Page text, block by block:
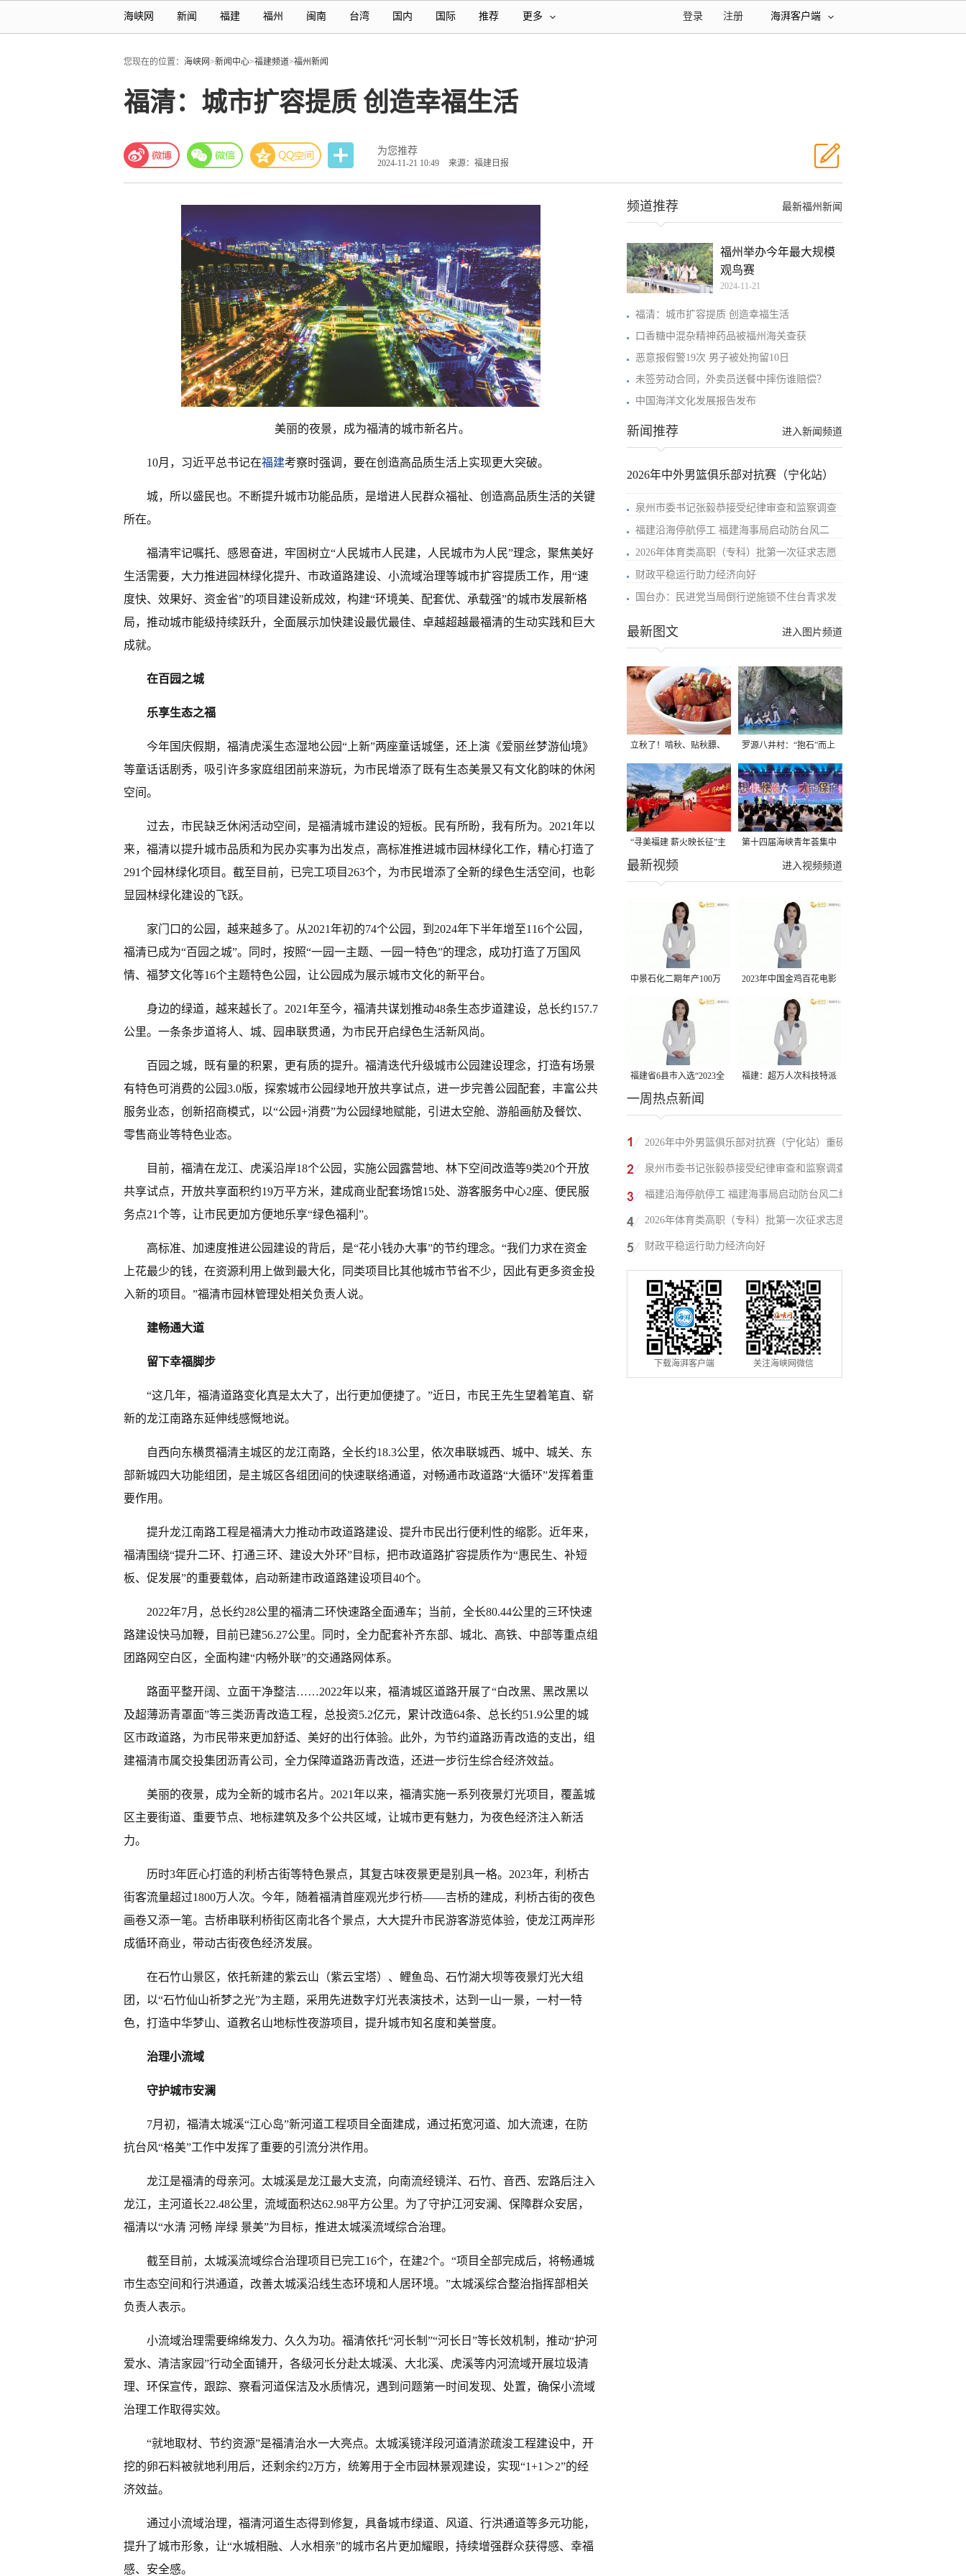
海峡网 新闻 福建 福州 闽南 台湾 国内 国际 推荐 更多 海湃客户端
注册
登录
您现在的位置： 海峡网>新闻中心>福建频道>福州新闻
福清：城市扩容提质 创造幸福生活
为您推荐
2024-11-21 10:49 来源：福建日报
美丽的夜景，成为福清的城市新名片。
10月，习近平总书记在福建考察时强调，要在创造高品质生活上实现更大突破。
城，所以盛民也。不断提升城市功能品质，是增进人民群众福祉、创造高品质生活的关键
所在。
福清牢记嘱托、感恩奋进，牢固树立“人民城市人民建，人民城市为人民”理念，聚焦美好
生活需要，大力推进园林绿化提升、市政道路建设、小流域治理等城市扩容提质工作，用“速
度快、效果好、资金省”的项目建设新成效，构建“环境美、配套优、承载强”的城市发展新格
局，推动城市能级持续跃升，全面展示加快建设最优最佳、卓越超越最福清的生动实践和巨大
成就。
在百园之城
乐享生态之福
今年国庆假期，福清虎溪生态湿地公园“上新”两座童话城堡，还上演《爱丽丝梦游仙境》
等童话话剧秀，吸引许多家庭组团前来游玩，为市民增添了既有生态美景又有文化韵味的休闲
空间。
过去，市民缺乏休闲活动空间，是福清城市建设的短板。民有所盼，我有所为。2021年以
来，福清以提升城市品质和为民办实事为出发点，高标准推进城市园林绿化工作，精心打造了
291个园林绿化项目。截至目前，已完工项目263个，为市民增添了全新的绿色生活空间，也彰
显园林绿化建设的飞跃。
家门口的公园，越来越多了。从2021年初的74个公园，到2024年下半年增至116个公园，
福清已成为“百园之城”。同时，按照“一园一主题、一园一特色”的理念，成功打造了万国风
情、福梦文化等16个主题特色公园，让公园成为展示城市文化的新平台。
身边的绿道，越来越长了。2021年至今，福清共谋划推动48条生态步道建设，总长约157.7
公里。一条条步道将人、城、园串联贯通，为市民开启绿色生活新风尚。
百园之城，既有量的积累，更有质的提升。福清迭代升级城市公园建设理念，打造有场景
有特色可消费的公园3.0版，探索城市公园绿地开放共享试点，进一步完善公园配套，丰富公共
服务业态，创新招商模式，以“公园+消费”为公园绿地赋能，引进太空舱、游船画舫及餐饮、
零售商业等特色业态。
目前，福清在龙江、虎溪沿岸18个公园，实施公园露营地、林下空间改造等9类20个开放
共享试点，开放共享面积约19万平方米，建成商业配套场馆15处、游客服务中心2座、便民服
务点21个等，让市民更加方便地乐享“绿色福利”。
高标准、加速度推进公园建设的背后，是“花小钱办大事”的节约理念。“我们力求在资金
上花最少的钱，在资源利用上做到最大化，同类项目比其他城市节省不少，因此有更多资金投
入新的项目。”福清市园林管理处相关负责人说。
建畅通大道
留下幸福脚步
“这几年，福清道路变化真是太大了，出行更加便捷了。”近日，市民王先生望着笔直、崭
新的龙江南路东延伸线感慨地说。
自西向东横贯福清主城区的龙江南路，全长约18.3公里，依次串联城西、城中、城关、东
部新城四大功能组团，是主城区各组团间的快速联络通道，对畅通市政道路“大循环”发挥着重
要作用。
提升龙江南路工程是福清大力推动市政道路建设、提升市民出行便利性的缩影。近年来，
福清围绕“提升二环、打通三环、建设大外环”目标，把市政道路扩容提质作为“惠民生、补短
板、促发展”的重要载体，启动新建市政道路建设项目40个。
2022年7月，总长约28公里的福清二环快速路全面通车；当前，全长80.44公里的三环快速
路建设快马加鞭，目前已建56.27公里。同时，全力配套补齐东部、城北、高铁、中部等重点组
团路网空白区，全面构建“内畅外联”的交通路网体系。
路面平整开阔、立面干净整洁……2022年以来，福清城区道路开展了“白改黑、黑改黑以
及超薄沥青罩面”等三类沥青改造工程，总投资5.2亿元，累计改造64条、总长约51.9公里的城
区市政道路，为市民带来更加舒适、美好的出行体验。此外，为节约道路沥青改造的支出，组
建福清市属交投集团沥青公司，全力保障道路沥青改造，还进一步衍生综合经济效益。
美丽的夜景，成为全新的城市名片。2021年以来，福清实施一系列夜景灯光项目，覆盖城
区主要街道、重要节点、地标建筑及多个公共区域，让城市更有魅力，为夜色经济注入新活
力。
历时3年匠心打造的利桥古街等特色景点，其复古味夜景更是别具一格。2023年，利桥古
街客流量超过1800万人次。今年，随着福清首座观光步行桥——吉桥的建成，利桥古街的夜色
画卷又添一笔。吉桥串联利桥街区南北各个景点，大大提升市民游客游览体验，使龙江两岸形
成循环商业，带动古街夜色经济发展。
在石竹山景区，依托新建的紫云山（紫云宝塔）、鲤鱼岛、石竹湖大坝等夜景灯光大组
团，以“石竹仙山祈梦之光”为主题，采用先进数字灯光表演技术，达到一山一景，一村一特
色，打造中华梦山、道教名山地标性夜游项目，提升城市知名度和美誉度。
治理小流域
守护城市安澜
7月初，福清太城溪“江心岛”新河道工程项目全面建成，通过拓宽河道、加大流速，在防
抗台风“格美”工作中发挥了重要的引流分洪作用。
龙江是福清的母亲河。太城溪是龙江最大支流，向南流经镜洋、石竹、音西、宏路后注入
龙江，主河道长22.48公里，流域面积达62.98平方公里。为了守护江河安澜、保障群众安居，
福清以“水清 河畅 岸绿 景美”为目标，推进太城溪流域综合治理。
截至目前，太城溪流域综合治理项目已完工16个，在建2个。“项目全部完成后，将畅通城
市生态空间和行洪通道，改善太城溪沿线生态环境和人居环境。”太城溪综合整治指挥部相关
负责人表示。
小流域治理需要绵绵发力、久久为功。福清依托“河长制”“河长日”等长效机制，推动“护河
爱水、清洁家园”行动全面铺开，各级河长分赴太城溪、大北溪、虎溪等内河流域开展垃圾清
理、环保宣传，跟踪、察看河道保洁及水质情况，遇到问题第一时间发现、处置，确保小流域
治理工作取得实效。
“就地取材、节约资源”是福清治水一大亮点。太城溪镜洋段河道清淤疏浚工程建设中，开
挖的卵石料被就地利用后，还剩余约2万方，统筹用于全市园林景观建设，实现“1+1＞2”的经
济效益。
通过小流域治理，福清河道生态得到修复，具备城市绿道、风道、行洪通道等多元功能，
提升了城市形象，让“水城相融、人水相亲”的城市名片更加耀眼，持续增强群众获得感、幸福
感、安全感。
最新福州新闻
频道推荐
福州举办今年最大规模
观鸟赛
2024-11-21
福清：城市扩容提质 创造幸福生活
口香糖中混杂精神药品被福州海关查获
恶意报假警19次 男子被处拘留10日
未签劳动合同，外卖员送餐中摔伤谁赔偿？
中国海洋文化发展报告发布
进入新闻频道
新闻推荐
2026年中外男篮俱乐部对抗赛（宁化站）
泉州市委书记张毅恭接受纪律审查和监察调查
福建沿海停航停工 福建海事局启动防台风二
2026年体育类高职（专科）批第一次征求志愿
财政平稳运行助力经济向好
国台办：民进党当局倒行逆施锁不住台青求发
进入图片频道
最新图文
立秋了！啃秋、贴秋膘、
晒秋，福建人这样过才够
味→
罗源八井村：“抱石”而上
“寻美福建 薪火映长征”主
题活动在龙岩长汀启动
第十四届海峡青年荟集中
阶段活动在福州举行
进入视频频道
最新视频
中景石化二期年产100万
吨丙烷脱氢项目建成中交
2023年中国金鸡百花电影
节有福电影巡展31日启动
福建省6县市入选“2023全
国县域发展潜力百强县”
福建：超万人次科技特派
一周热点新闻
2026年中外男篮俱乐部对抗赛（宁化站）重磅
来袭！抢票通道即将开启→
泉州市委书记张毅恭接受纪律审查和监察调查
福建沿海停航停工 福建海事局启动防台风二级
应急响应
2026年体育类高职（专科）批第一次征求志愿
填报
财政平稳运行助力经济向好
下载海湃客户端 关注海峡网微信